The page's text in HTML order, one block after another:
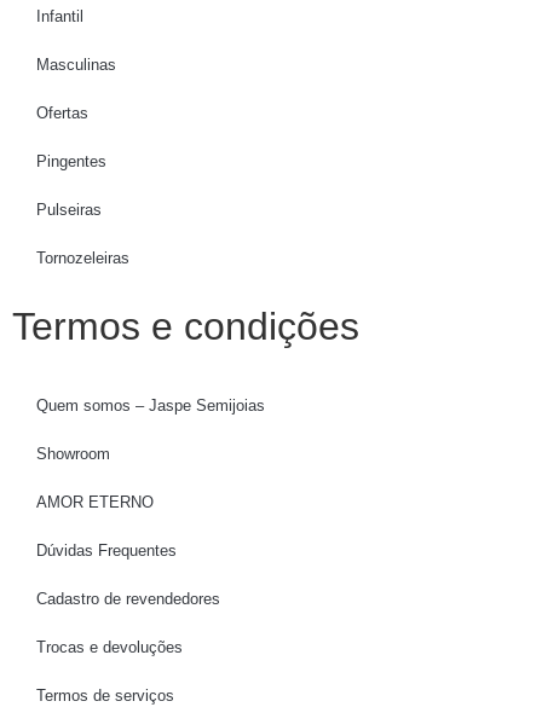
Infantil
Masculinas
Ofertas
Pingentes
Pulseiras
Tornozeleiras
Termos e condições
Quem somos – Jaspe Semijoias
Showroom
AMOR ETERNO
Dúvidas Frequentes
Cadastro de revendedores
Trocas e devoluções
Termos de serviços